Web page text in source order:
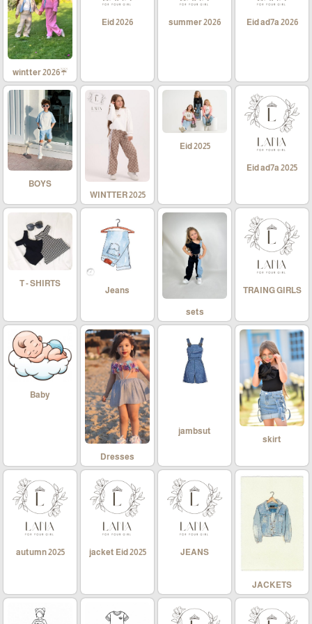
Eid ad7a 2026
summer 2026
Eid 2026
☔wintter 2026
Eid ad7a 2025
Eid 2025
WINTTER 2025
BOYS
TRAING GIRLS
sets
Jeans
T - SHIRTS
skirt
jambsut
Dresses
Baby
JACKETS
JEANS
jacket Eid 2025
autumn 2025